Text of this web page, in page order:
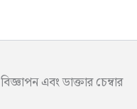
বিজ্ঞাপন এবং ডাক্তার চেম্বার